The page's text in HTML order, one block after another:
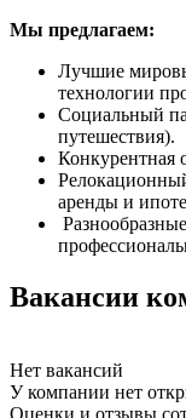
Мы предлагаем:
Лучшие
технологии
Социальный
путешествия).
Конкурентная
аренды и
Вакансии
Нет вакансий
У компании нет
Оценки и отзывы